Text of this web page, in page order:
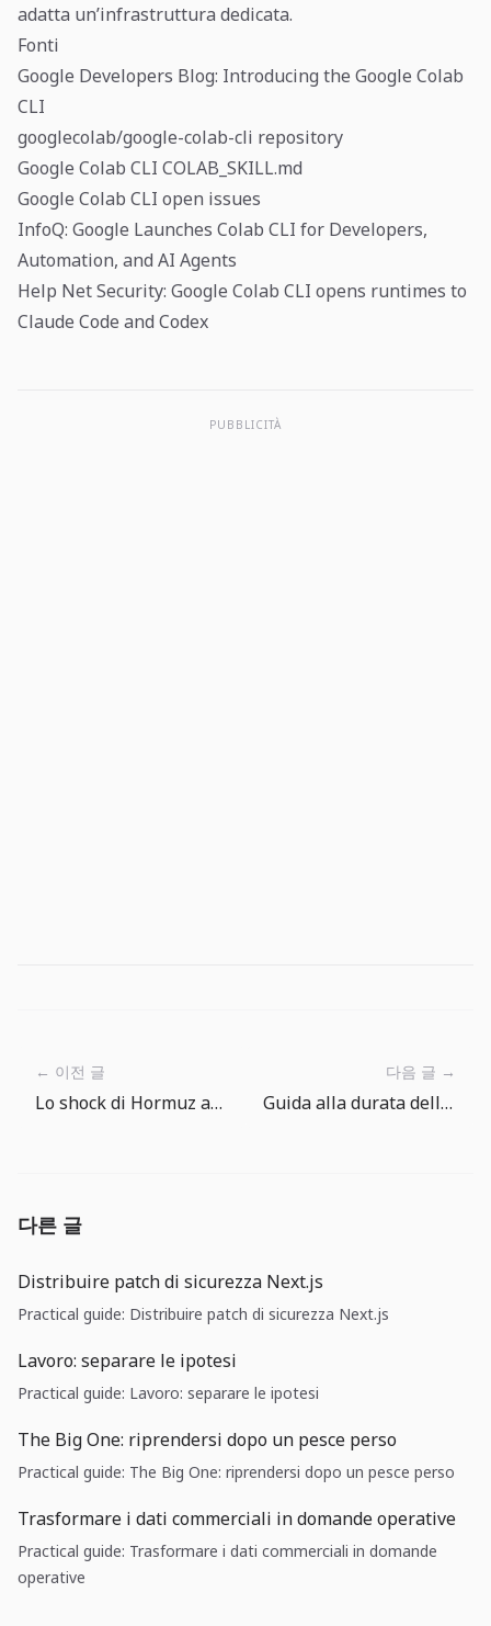
adatta un’infrastruttura dedicata.
Fonti
Google Developers Blog: Introducing the Google Colab
CLI
googlecolab/google-colab-cli repository
Google Colab CLI COLAB_SKILL.md
Google Colab CLI open issues
InfoQ: Google Launches Colab CLI for Developers,
Automation, and AI Agents
Help Net Security: Google Colab CLI opens runtimes to
Claude Code and Codex
PUBBLICITÀ
← 이전 글
Lo shock di Hormuz arriva alla Fed: prima il cash flow, poi il prezzo del petrolio
다음 글 →
Guida alla durata delle sessioni in The Big One: 3 minuti, 10 minuti o di più
다른 글
Distribuire patch di sicurezza Next.js
Practical guide: Distribuire patch di sicurezza Next.js
Lavoro: separare le ipotesi
Practical guide: Lavoro: separare le ipotesi
The Big One: riprendersi dopo un pesce perso
Practical guide: The Big One: riprendersi dopo un pesce perso
Trasformare i dati commerciali in domande operative
Practical guide: Trasformare i dati commerciali in domande
operative